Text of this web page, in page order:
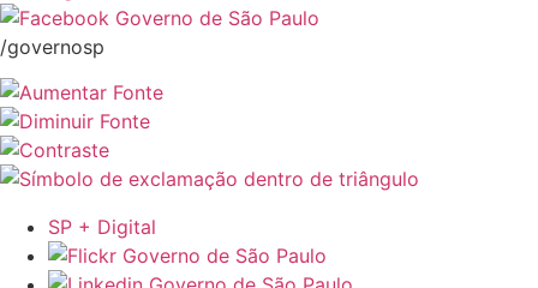
/governosp
SP + Digital